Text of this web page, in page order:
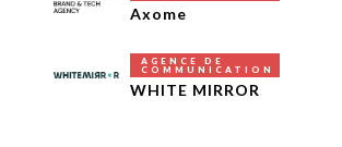
Axome
AGENCE DE
COMMUNICATION
WHITE MIRROR